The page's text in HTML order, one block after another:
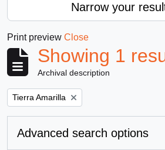
Narrow your
Print preview Close
Showing 1
Archival description
Remove filter:
Tierra Amarilla
Advanced search options